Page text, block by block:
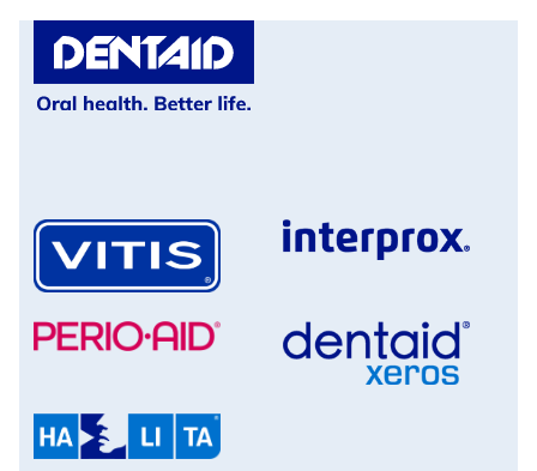
venster)
in
venster)
een
nieuw
een
nieuw